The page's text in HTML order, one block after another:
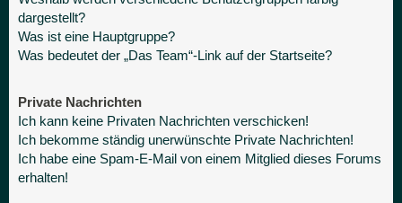
dargestellt?
Was ist eine Hauptgruppe?
Was bedeutet der „Das Team“-Link auf der Startseite?
Private Nachrichten
Ich kann keine Privaten Nachrichten verschicken!
Ich bekomme ständig unerwünschte Private Nachrichten!
Ich habe eine Spam-E-Mail von einem Mitglied dieses Forums
erhalten!